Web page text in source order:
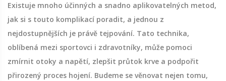
Existuje mnoho účinných a snadno aplikovatelných metod,
jak si s touto komplikací poradit, a jednou z
nejdostupnějších je právě tejpování. Tato technika,
oblíbená mezi sportovci i zdravotníky, může pomoci
zmírnit otoky a napětí, zlepšit průtok krve a podpořit
přirozený proces hojení. Budeme se věnovat nejen tomu,